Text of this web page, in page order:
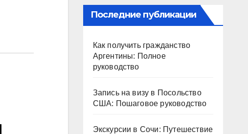
Последние публикации
Как получить гражданство
Аргентины: Полное
руководство
Запись на визу в Посольство
США: Пошаговое руководство
Экскурсии в Сочи: Путешествие